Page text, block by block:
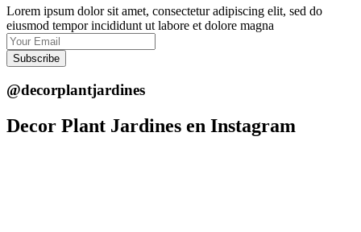
Lorem ipsum dolor sit amet, consectetur adipiscing elit, sed do
eiusmod tempor incididunt ut labore et dolore magna
Subscribe
@decorplantjardines
Decor Plant Jardines en Instagram